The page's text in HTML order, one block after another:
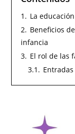
1. La
2. Beneficios
infancia
3. El rol de las
3.1.